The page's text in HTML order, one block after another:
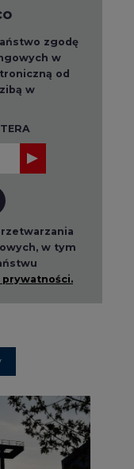
zgodę
w
od
w
w tym